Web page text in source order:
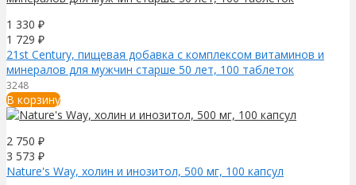
1 330 ₽
1 729 ₽
21st Century, пищевая добавка с комплексом витаминов и
минералов для мужчин старше 50 лет, 100 таблеток
3248
В корзину
2 750 ₽
3 573 ₽
Nature's Way, холин и инозитол, 500 мг, 100 капсул